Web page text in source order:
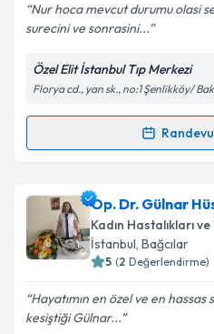
Nur hoca mevcut durumu olasi
surecini ve sonrasini...
Özel Elit İstanbul Tıp Merkezi
Florya cd., yan sk., no:1 Şenlikköy/
Randevu Takvimi
Op. Dr. Nur Tüzüneriçin
oluşturun. Size bu
takvim hazırlandığında e-
Op. Dr. Gülnar
Kadın Hastalıkları
İstanbul, Bağcılar
5 (2 Değerlendirme)
Hayatımın en özel ve en hassas
kesiştiği Gülnar...